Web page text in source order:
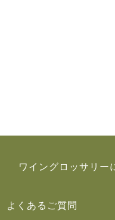
ワイングロッサリー
よくあるご質問